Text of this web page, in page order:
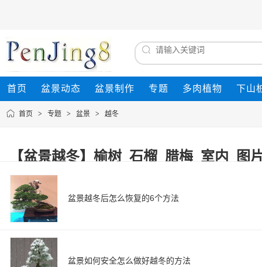
首页 盆景动态 盆景制作 专题 多肉植物 下山
首页 > 专题 > 盆景 > 越冬
【盆景越冬】榆树_石榴_腊梅_室内_
盆景越冬后怎么恢复的6个方法
盆景如何安全怎么做好越冬的方法